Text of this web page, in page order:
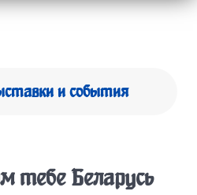
и события
тебе Беларусь